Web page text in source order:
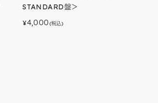
STANDARD盤＞
¥4,000 (税込)